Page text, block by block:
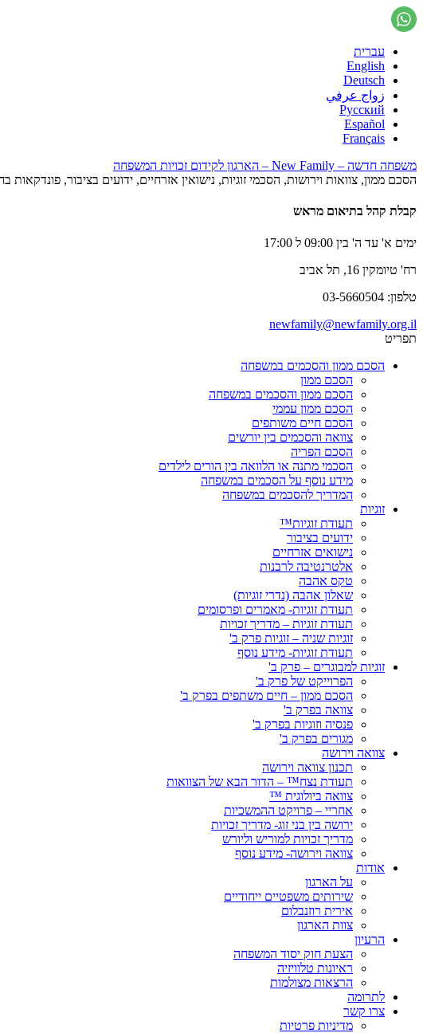
עברית
English
Deutsch
زواج عرفي
Русский
Español
Français
משפחה חדשה – New Family – הארגון לקידום זכויות המשפחה
הסכם ממון, צוואות וירושות, הסכמי זוגיות, נישואין אזרחיים, ידועים בציבור,
קבלת קהל בתיאום מראש
ימים א' עד ה' בין 09:00 ל 17:00
רח' טיומקין 16, תל אביב
טלפון: 03-5660504
newfamily@newfamily.org.il
תפריט
הסכם ממון והסכמים במשפחה
הסכם ממון
הסכם ממון והסכמים במשפחה
הסכם ממון עממי
הסכם חיים משותפים
צוואה והסכמים בין יורשים
הסכם הפריה
הסכמי מתנה או הלוואה בין הורים לילדים
מידע נוסף על הסכמים במשפחה
המדריך להסכמים במשפחה
זוגיות
תעודת זוגיות™
ידועים בציבור
נישואים אזרחיים
אלטרנטיבה לרבנות
טקס אהבה
שאלון אהבה (נדרי זוגיות)
תעודת זוגיות- מאמרים ופרסומים
תעודת זוגיות – מדריך זכויות
זוגיות שניה – זוגיות פרק ב'
תעודת זוגיות- מידע נוסף
זוגיות למבוגרים – פרק ב'
הפרוייקט של פרק ב'
הסכם ממון – חיים משתפים בפרק ב'
צוואה בפרק ב'
פנסיה וזוגיות בפרק ב'
מגורים בפרק ב'
צוואה וירושה
תכנון צוואה וירושה
תעודת נצח™ – הדור הבא של הצוואות
צוואה ביולוגית ™
אחריי – פרויקט ההמשכיות
ירושה בין בני זוג- מדריך זכויות
מדריך זכויות למוריש וליורש
צוואה וירושה- מידע נוסף
אודות
על הארגון
שירותים משפטיים ייחודיים
אירית רוזנבלום
צוות הארגון
הרעיון
הצעת חוק יסוד המשפחה
ראיונות טלוויזיה
הרצאות מצולמות
לתרומה
צרו קשר
מדיניות פרטיות